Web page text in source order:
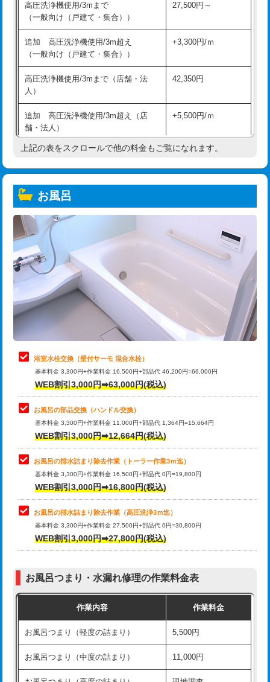
高圧洗浄機使用/3mまで
（一般向け（戸建て・集合））
27,500円～
追加 高圧洗浄機使用/3m超え
（一般向け（戸建て・集合））
+3,300円/ｍ
高圧洗浄機使用/3mまで（店舗・法
人）
42,350円
追加 高圧洗浄機使用/3m超え（店
舗・法人）
+5,500円/ｍ
高度高圧洗浄換 現地調査
トーラー機使用/3mまで
追加トーラー機使用/3m超え
カメラ調査 33,000円
桝清掃 8,800円
止水・漏水調査・防水処理・清掃・修
理・調整・分解・加工など（軽作業）
止水・漏水調査・防水処理・清掃・修
理・調整・分解・加工など（中作業）
22,000円
止水・漏水調査・防水処理・清掃・修
理・調整・分解・加工など（重作業）
33,000円
トイレタンク脱着
トイレ便器脱着
タンクレストイレ脱着 33,000円
小便器トイレ脱着
その他部品の脱着 8,800円～
交換・取付（タンク）
交換・取付（普通便座） 11,000円+材料費
交換・取付（温水洗浄便座） 16,500円+材料費
交換・取付(単水栓（壁付・デッキ
式）)
13,200円+材料費
交換・取付(混合水栓（壁付・デッキ
16,500円+材料費
上記の表をスクロールで他の料金もご覧になれます。
お風呂
浴室水栓交換（壁付サーモ 混合水栓）
基本料金 3,300円+作業料金 16,500円+部品代 46,200円=66,000円
WEB割引3,000円➡63,000円(税込)
お風呂の部品交換（ハンドル交換）
基本料金 3,300円+作業料金 11,000円+部品代 1,364円=15,664円
WEB割引3,000円➡12,664円(税込)
お風呂の排水詰まり除去作業（トーラー作業3ｍ迄）
基本料金 3,300円+作業料金 16,500円+部品代 0円=19,800円
WEB割引3,000円➡16,800円(税込)
お風呂の排水詰まり除去作業（高圧洗浄3ｍ迄）
基本料金 3,300円+作業料金 27,500円+部品代 0円=30,800円
WEB割引3,000円➡27,800円(税込)
お風呂つまり・水漏れ修理の作業料金表
作業内容 作業料金
お風呂つまり（軽度の詰まり） 5,500円
お風呂つまり（中度の詰まり） 11,000円